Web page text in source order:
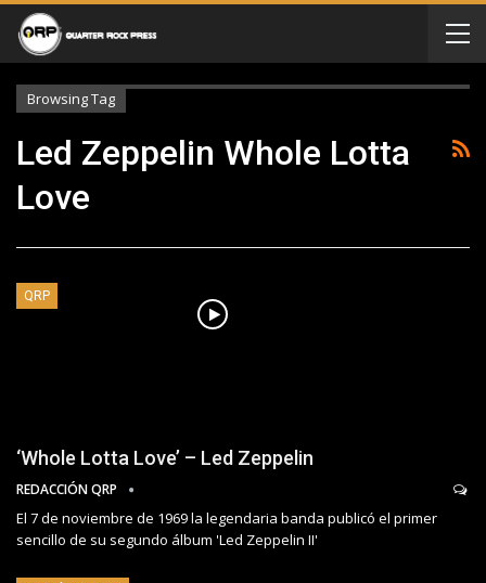
Browsing Tag
Led Zeppelin Whole Lotta
Love
QRP
‘Whole Lotta Love’ – Led Zeppelin
REDACCIÓN QRP
El 7 de noviembre de 1969 la legendaria banda publicó el primer
sencillo de su segundo álbum 'Led Zeppelin II'